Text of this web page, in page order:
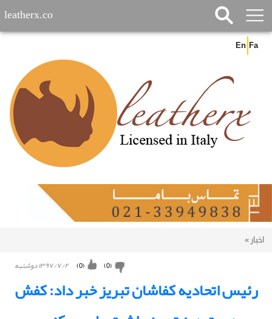
leatherx.co
Fa
En
اخبار»
۱۳۹۷/۷/۲ دوشنبه (
0
) (
0
)
رئیس اتحادیه کفاشان تبریز خبر داد: کفش